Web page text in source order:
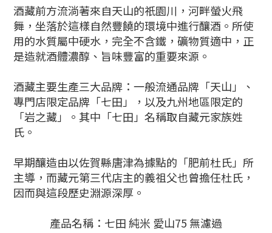
酒藏前方流淌著來自天山的祇園川，河畔螢火飛
舞，坐落於這樣自然豐饒的環境中進行釀酒。所使
用的水質屬中硬水，完全不含鐵，礦物質適中，正
是造就酒體濃醇、旨味豐富的重要來源。
酒藏主要生產三大品牌：一般流通品牌「天山」、
專門店限定品牌「七田」，以及九州地區限定的
「岩之藏」。其中「七田」名稱取自藏元家族姓
氏。
早期釀造由以佐賀縣唐津為據點的「肥前杜氏」所
主導，而藏元第三代店主的義祖父也曾擔任杜氏，
因而與這段歷史淵源深厚。
產品名稱：七田 純米 愛山75 無濾過